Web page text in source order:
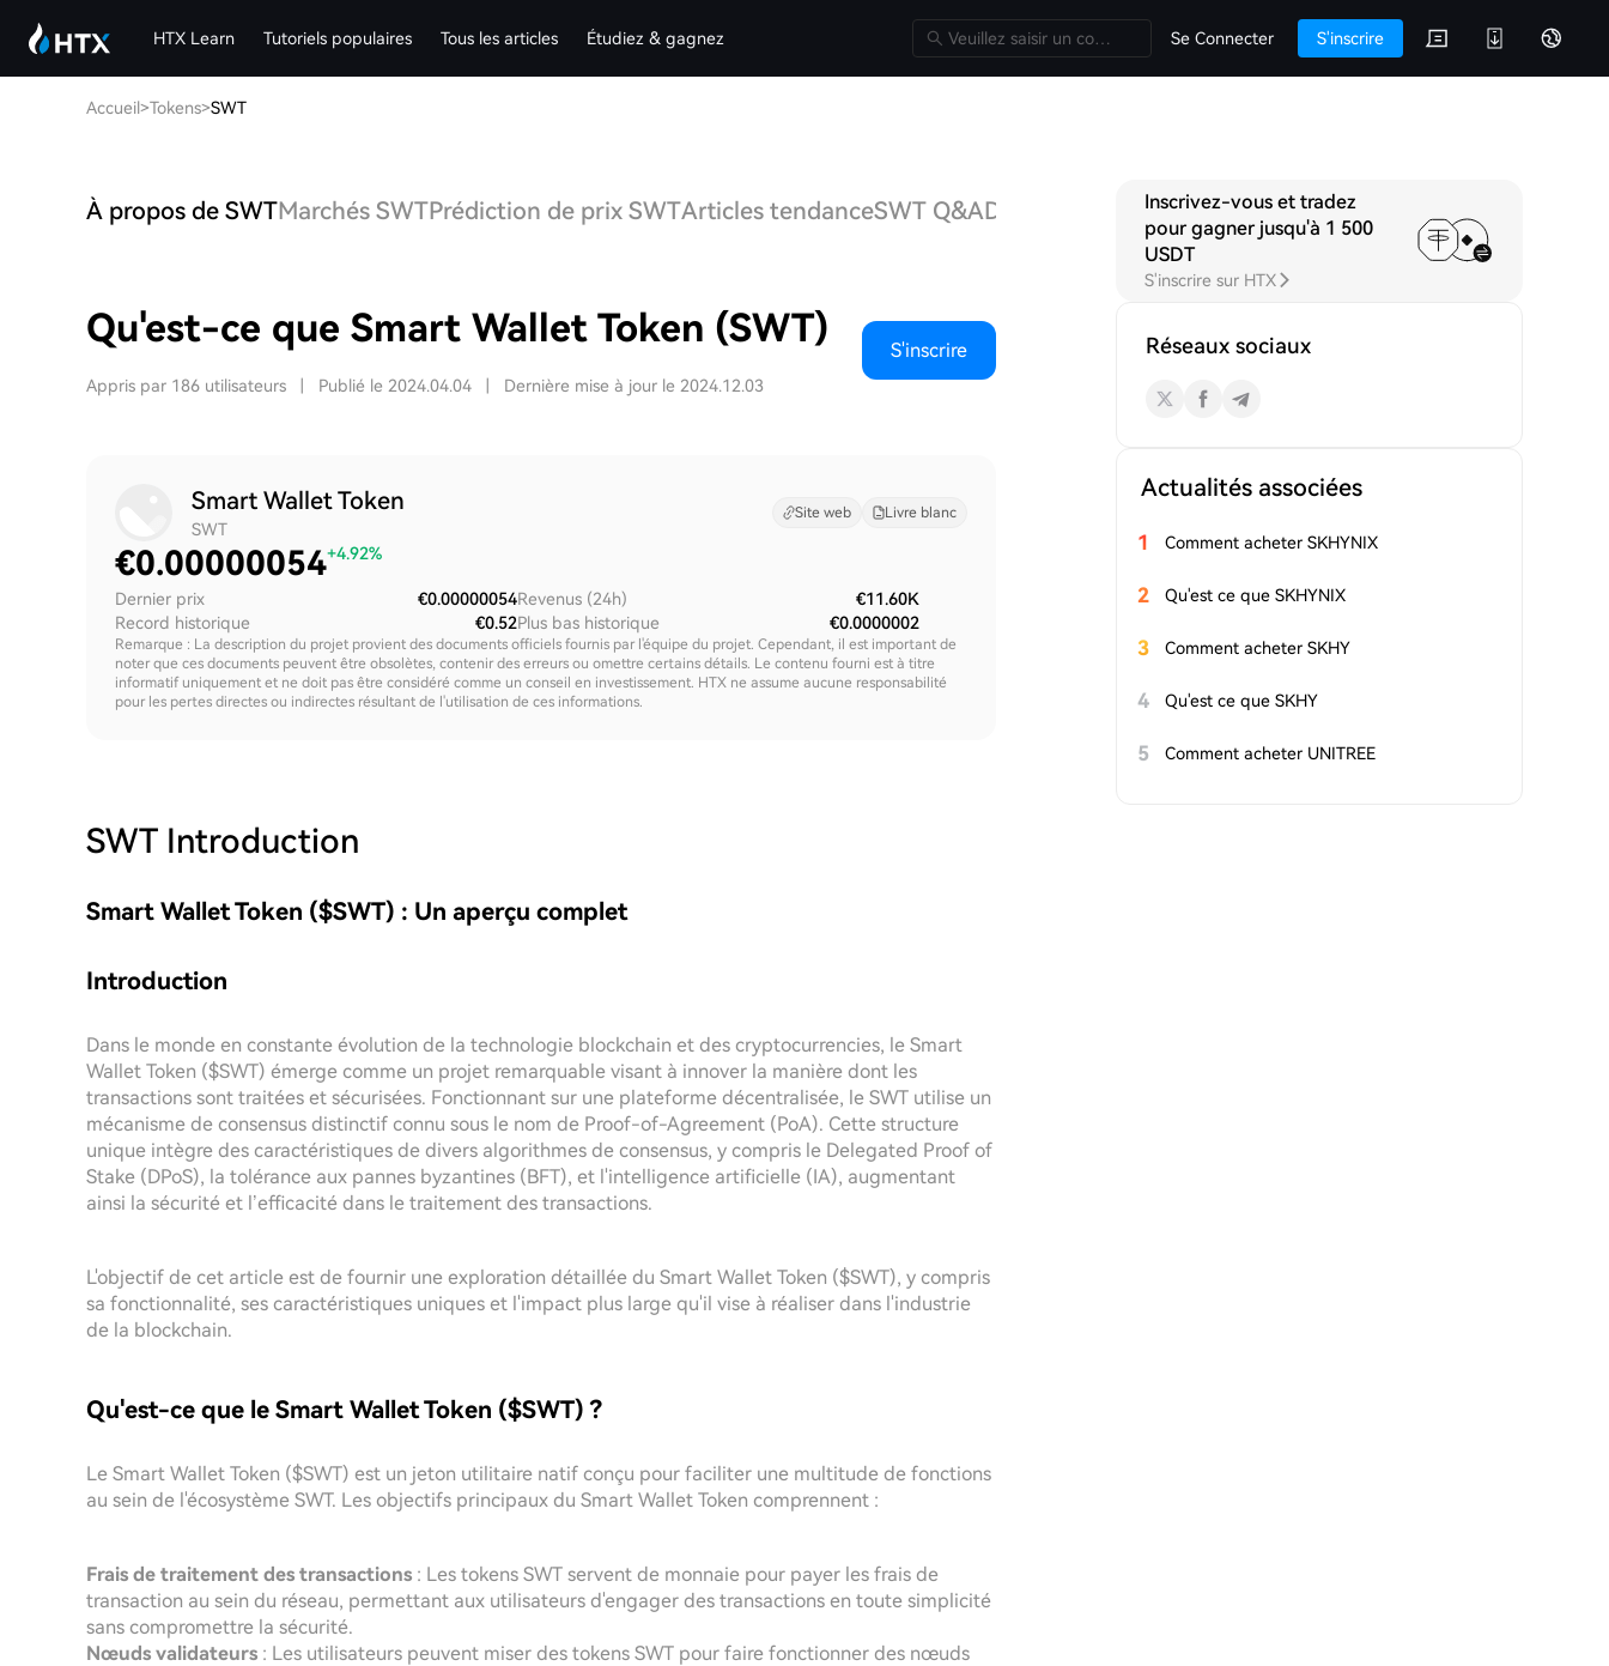
HTX Learn Tutoriels populaires Tous les articles Étudiez & gagnez Se Connecter S'inscrire
Accueil>Tokens>SWT
À propos de SWTMarchés SWTPrédiction de prix SWTArticles tendanceSWT Q&ADiscussions
Qu'est-ce que Smart Wallet Token (SWT)
Appris par 186 utilisateurs Publié le 2024.04.04 Dernière mise à jour le 2024.12.03
S'inscrire
Smart Wallet Token
SWT
Site web Livre blanc
€0.00000054+4.92%
Dernier prix
€0.00000054
Record historique
€0.52
Revenus (24h)
€11.60K
Plus bas historique
€0.0000002
Remarque : La description du projet provient des documents officiels fournis par l'équipe du projet. Cependant, il est important de
noter que ces documents peuvent être obsolètes, contenir des erreurs ou omettre certains détails. Le contenu fourni est à titre
informatif uniquement et ne doit pas être considéré comme un conseil en investissement. HTX ne assume aucune responsabilité
pour les pertes directes ou indirectes résultant de l'utilisation de ces informations.
SWT Introduction
Smart Wallet Token ($SWT) : Un aperçu complet
Introduction
Dans le monde en constante évolution de la technologie blockchain et des cryptocurrencies, le Smart
Wallet Token ($SWT) émerge comme un projet remarquable visant à innover la manière dont les
transactions sont traitées et sécurisées. Fonctionnant sur une plateforme décentralisée, le SWT utilise un
mécanisme de consensus distinctif connu sous le nom de Proof-of-Agreement (PoA). Cette structure
unique intègre des caractéristiques de divers algorithmes de consensus, y compris le Delegated Proof of
Stake (DPoS), la tolérance aux pannes byzantines (BFT), et l'intelligence artificielle (IA), augmentant
ainsi la sécurité et l’efficacité dans le traitement des transactions.
L'objectif de cet article est de fournir une exploration détaillée du Smart Wallet Token ($SWT), y compris
sa fonctionnalité, ses caractéristiques uniques et l'impact plus large qu'il vise à réaliser dans l'industrie
de la blockchain.
Qu'est-ce que le Smart Wallet Token ($SWT) ?
Le Smart Wallet Token ($SWT) est un jeton utilitaire natif conçu pour faciliter une multitude de fonctions
au sein de l'écosystème SWT. Les objectifs principaux du Smart Wallet Token comprennent :
Frais de traitement des transactions : Les tokens SWT servent de monnaie pour payer les frais de
transaction au sein du réseau, permettant aux utilisateurs d'engager des transactions en toute simplicité
sans compromettre la sécurité.
Nœuds validateurs : Les utilisateurs peuvent miser des tokens SWT pour faire fonctionner des nœuds
Inscrivez-vous et tradez
pour gagner jusqu'à 1 500
USDT
S'inscrire sur HTX
Réseaux sociaux
Actualités associées
1 Comment acheter SKHYNIX
2 Qu'est ce que SKHYNIX
3 Comment acheter SKHY
4 Qu'est ce que SKHY
5 Comment acheter UNITREE